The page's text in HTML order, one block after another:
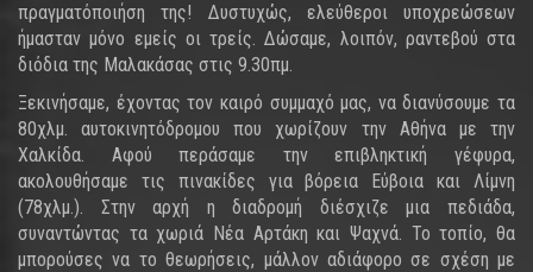
πραγματόποιήση της! Δυστυχώς, ελεύθεροι υποχρεώσεων
ήμασταν μόνο εμείς οι τρείς. Δώσαμε, λοιπόν, ραντεβού στα
διόδια της Μαλακάσας στις 9.30πμ.
Ξεκινήσαμε, έχοντας τον καιρό συμμαχό μας, να διανύσουμε τα
80χλμ. αυτοκινητόδρομου που χωρίζουν την Αθήνα με την
Χαλκίδα. Αφού περάσαμε την επιβληκτική γέφυρα,
ακολουθήσαμε τις πινακίδες για βόρεια Εύβοια και Λίμνη
(78χλμ.). Στην αρχή η διαδρομή διέσχιζε μια πεδιάδα,
συναντώντας τα χωριά Νέα Αρτάκη και Ψαχνά. Το τοπίο, θα
μπορούσες να το θεωρήσεις, μάλλον αδιάφορο σε σχέση με